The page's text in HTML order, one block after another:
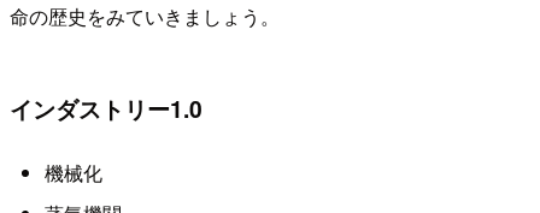
命の歴史をみていきましょう。
インダストリー1.0
機械化